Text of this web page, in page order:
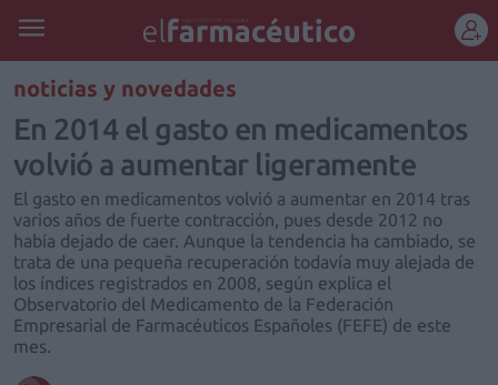
REGÍSTRATE
noticias y novedades
En 2014 el gasto en medicamentos
volvió a aumentar ligeramente
El gasto en medicamentos volvió a aumentar en 2014 tras
varios años de fuerte contracción, pues desde 2012 no
había dejado de caer. Aunque la tendencia ha cambiado, se
trata de una pequeña recuperación todavía muy alejada de
los índices registrados en 2008, según explica el
Observatorio del Medicamento de la Federación
Empresarial de Farmacéuticos Españoles (FEFE) de este
mes.